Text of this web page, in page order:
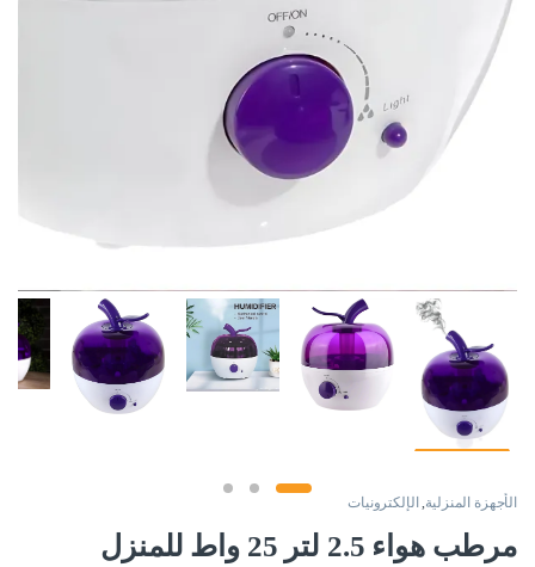
الأجهزة المنزلية, الإلكترونيات
مرطب هواء 2.5 لتر 25 واط للمنزل